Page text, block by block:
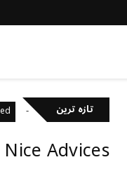
تازہ ترین
رکھتے ہیں؟
Advices